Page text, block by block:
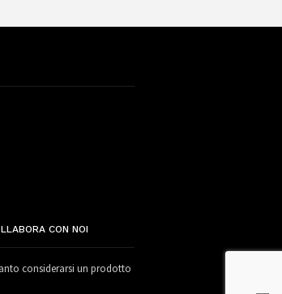
CON NOI
considerarsi un prodotto